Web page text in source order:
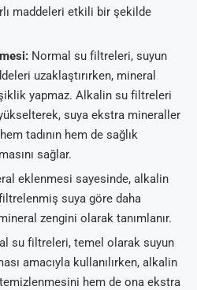
maddeleri etkili bir şekilde
Normal su filtreleri, suyun
uzaklaştırırken, mineral
yapmaz. Alkalin su filtreleri
suya ekstra mineraller
tadının hem de sağlık
sağlar.
eklenmesi sayesinde, alkalin
suya göre daha
zengini olarak tanımlanır.
su filtreleri, temel olarak suyun
amacıyla kullanılırken, alkalin
hem de ona ekstra